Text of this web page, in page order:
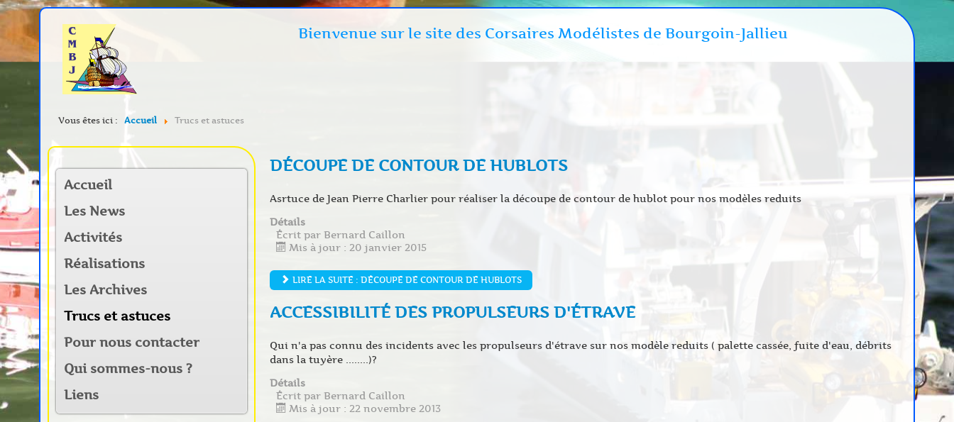
Bienvenue sur le site des Corsaires Modélistes de Bourgoin-Jallieu
Vous êtes ici : Accueil Trucs et astuces
Accueil
Les News
Activités
Réalisations
Les Archives
Trucs et astuces
Pour nous contacter
Qui sommes-nous ?
Liens
DÉCOUPE DE CONTOUR DE HUBLOTS
Asrtuce de Jean Pierre Charlier pour réaliser la découpe de contour de hublot pour nos modèles reduits
Détails
Écrit par Bernard Caillon
Mis à jour : 20 janvier 2015
LIRE LA SUITE : DÉCOUPE DE CONTOUR DE HUBLOTS
ACCESSIBILITÉ DES PROPULSEURS D'ÉTRAVE
Qui n'a pas connu des incidents avec les propulseurs d'étrave sur nos modèle reduits ( palette cassée, fuite d'eau, débrits
dans la tuyère ........)?
Détails
Écrit par Bernard Caillon
Mis à jour : 22 novembre 2013